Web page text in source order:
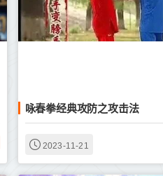
咏春拳经典攻防之攻击法
2023-11-21